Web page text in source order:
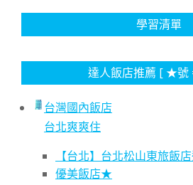
學習清單
達人飯店推薦 [ ★號
台灣國內飯店
台北爽爽住
【台北】台北松山東旅飯
優美飯店★